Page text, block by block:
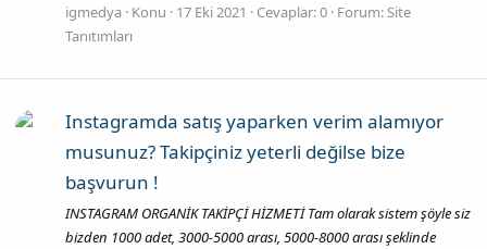
igmedya Konu 17 Eki 2021 Cevaplar: 0 Forum:Site
Tanıtımları
Instagramda satış yaparken verim alamıyor
musunuz? Takipçiniz yeterli değilse bize
başvurun !
INSTAGRAM ORGANİK TAKİPÇİ HİZMETİ Tam olarak sistem şöyle siz
bizden 1000 adet, 3000-5000 arası, 5000-8000 arası şeklinde